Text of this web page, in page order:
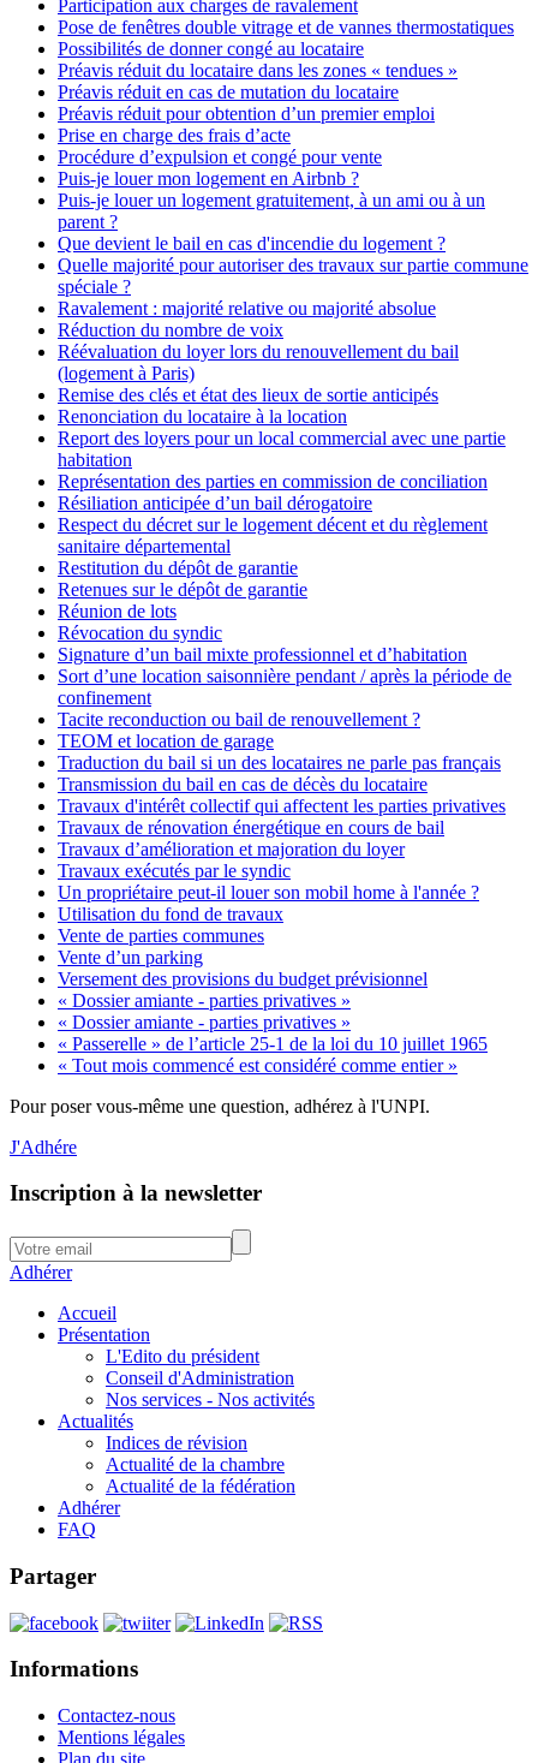
Participation aux charges de ravalement
Pose de fenêtres double vitrage et de vannes thermostatiques
Possibilités de donner congé au locataire
Préavis réduit du locataire dans les zones « tendues »
Préavis réduit en cas de mutation du locataire
Préavis réduit pour obtention d’un premier emploi
Prise en charge des frais d’acte
Procédure d’expulsion et congé pour vente
Puis-je louer mon logement en Airbnb ?
Puis-je louer un logement gratuitement, à un ami ou à un
parent ?
Que devient le bail en cas d'incendie du logement ?
Quelle majorité pour autoriser des travaux sur partie commune
spéciale ?
Ravalement : majorité relative ou majorité absolue
Réduction du nombre de voix
Réévaluation du loyer lors du renouvellement du bail
(logement à Paris)
Remise des clés et état des lieux de sortie anticipés
Renonciation du locataire à la location
Report des loyers pour un local commercial avec une partie
habitation
Représentation des parties en commission de conciliation
Résiliation anticipée d’un bail dérogatoire
Respect du décret sur le logement décent et du règlement
sanitaire départemental
Restitution du dépôt de garantie
Retenues sur le dépôt de garantie
Réunion de lots
Révocation du syndic
Signature d’un bail mixte professionnel et d’habitation
Sort d’une location saisonnière pendant / après la période de
confinement
Tacite reconduction ou bail de renouvellement ?
TEOM et location de garage
Traduction du bail si un des locataires ne parle pas français
Transmission du bail en cas de décès du locataire
Travaux d'intérêt collectif qui affectent les parties privatives
Travaux de rénovation énergétique en cours de bail
Travaux d’amélioration et majoration du loyer
Travaux exécutés par le syndic
Un propriétaire peut-il louer son mobil home à l'année ?
Utilisation du fond de travaux
Vente de parties communes
Vente d’un parking
Versement des provisions du budget prévisionnel
« Dossier amiante - parties privatives »
« Dossier amiante - parties privatives »
« Passerelle » de l’article 25-1 de la loi du 10 juillet 1965
« Tout mois commencé est considéré comme entier »
Pour poser vous-même une question, adhérez à l'UNPI.
J'Adhére
Inscription à la newsletter
Adhérer
Accueil
Présentation
L'Edito du président
Conseil d'Administration
Nos services - Nos activités
Actualités
Indices de révision
Actualité de la chambre
Actualité de la fédération
Adhérer
FAQ
Partager
Informations
Contactez-nous
Mentions légales
Plan du site